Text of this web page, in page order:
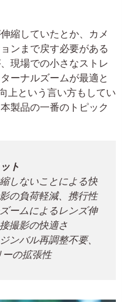
縮していたとか、カメ
ンまで戻す必要がある
現場での小さなストレ
ーナルズームが最適と
上という言い方もしてい
製品の一番のトピック
ト
しないことによる快
の負荷軽減、携行性
ームによるレンズ伸
撮影の快適さ
ンバル再調整不要、
の拡張性